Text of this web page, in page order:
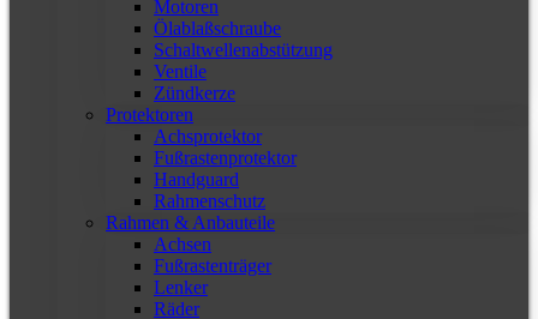
Motoren
Ölablaßschraube
Schaltwellenabstützung
Ventile
Zündkerze
Protektoren
Achsprotektor
Fußrastenprotektor
Handguard
Rahmenschutz
Rahmen & Anbauteile
Achsen
Fußrastenträger
Lenker
Räder